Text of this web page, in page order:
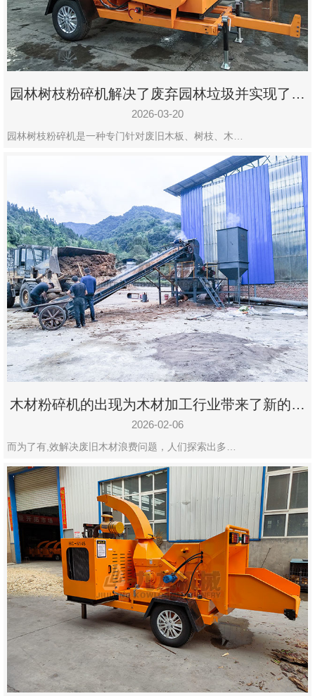
园林树枝粉碎机解决了废弃园林垃圾并实现了再
利用
2026-03-20
园林树枝粉碎机是一种专门针对废旧木板、树枝、木…
木材粉碎机的出现为木材加工行业带来了新的变
化
2026-02-06
而为了有,效解决废旧木材浪费问题，人们探索出多…